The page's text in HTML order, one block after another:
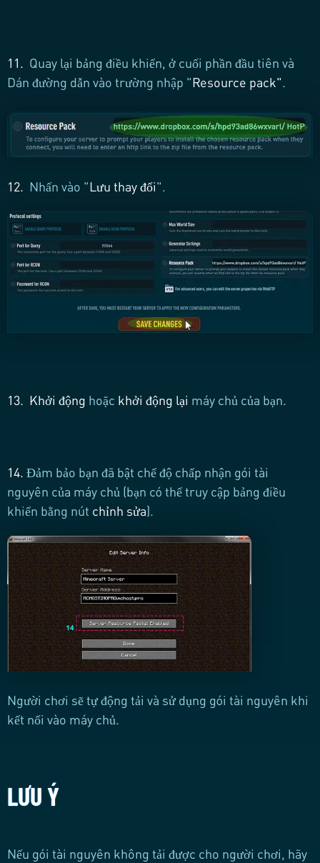
11. Quay lại bảng điều khiển, ở cuối phần đầu tiên và
Dán đường dẫn vào trường nhập "Resource pack".
12. Nhấn vào "Lưu thay đổi".
13. Khởi động hoặc khởi động lại máy chủ của bạn.
14. Đảm bảo bạn đã bật chế độ chấp nhận gói tài
nguyên của máy chủ (bạn có thể truy cập bảng điều
khiển bằng nút chỉnh sửa).
Người chơi sẽ tự động tải và sử dụng gói tài nguyên khi
kết nối vào máy chủ.
LƯU Ý
Nếu gói tài nguyên không tải được cho người chơi, hãy